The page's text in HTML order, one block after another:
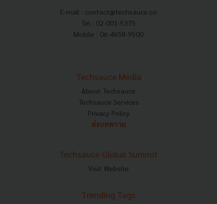
E-mail : contact@techsauce.co
Tel : 02-001-5375
Mobile : 06-4658-9500
Techsauce Media
About Techsauce
Techsauce Services
Privacy Policy
ส่งบทความ
Techsauce Global Summit
Visit Website
Trending Tags